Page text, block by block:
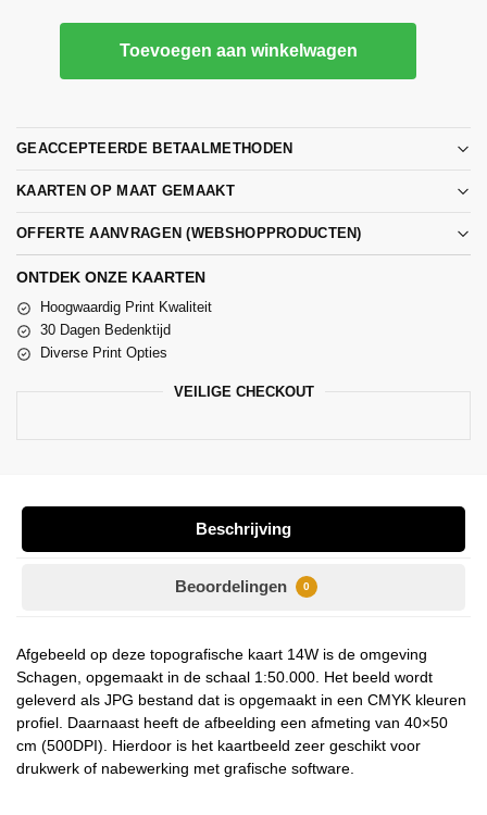
Toevoegen aan winkelwagen
GEACCEPTEERDE BETAALMETHODEN
KAARTEN OP MAAT GEMAAKT
OFFERTE AANVRAGEN (WEBSHOPPRODUCTEN)
ONTDEK ONZE KAARTEN
Hoogwaardig Print Kwaliteit
30 Dagen Bedenktijd
Diverse Print Opties
VEILIGE CHECKOUT
Beschrijving
Beoordelingen 0
Afgebeeld op deze topografische kaart 14W is de omgeving
Schagen, opgemaakt in de schaal 1:50.000. Het beeld wordt
geleverd als JPG bestand dat is opgemaakt in een CMYK kleuren
profiel. Daarnaast heeft de afbeelding een afmeting van 40×50
cm (500DPI). Hierdoor is het kaartbeeld zeer geschikt voor
drukwerk of nabewerking met grafische software.